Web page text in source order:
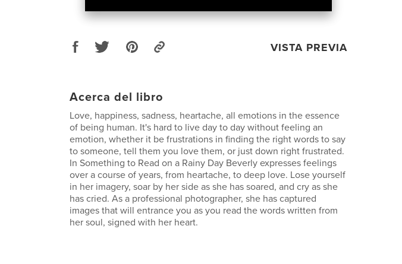
VISTA PREVIA
Acerca del libro
Love, happiness, sadness, heartache, all emotions in the essence
of being human. It's hard to live day to day without feeling an
emotion, whether it be frustrations in finding the right words to say
to someone, tell them you love them, or just down right frustrated.
In Something to Read on a Rainy Day Beverly expresses feelings
over a course of years, from heartache, to deep love. Lose yourself
in her imagery, soar by her side as she has soared, and cry as she
has cried. As a professional photographer, she has captured
images that will entrance you as you read the words written from
her soul, signed with her heart.